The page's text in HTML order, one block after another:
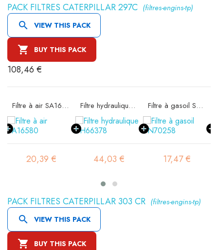
PACK FILTRES CATERPILLAR 297C (filtres-engins-tp)
 VIEW THIS PACK
 BUY THIS PACK
108,46 €
Filtre à air SA16580
20,39 €
Filtre hydraulique SH66378
44,03 €
Filtre à gasoil SN70258
17,47 €
PACK FILTRES CATERPILLAR 303 CR (filtres-engins-tp)
 VIEW THIS PACK
 BUY THIS PACK